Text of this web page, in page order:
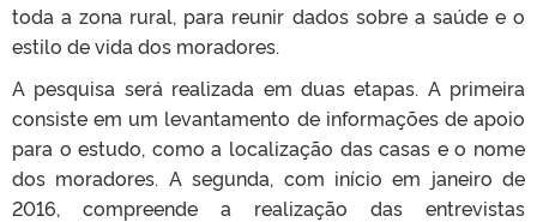
toda a zona rural, para reunir dados sobre a saúde e o
estilo de vida dos moradores.
A pesquisa será realizada em duas etapas. A primeira
consiste em um levantamento de informações de apoio
para o estudo, como a localização das casas e o nome
dos moradores. A segunda, com início em janeiro de
2016, compreende a realização das entrevistas